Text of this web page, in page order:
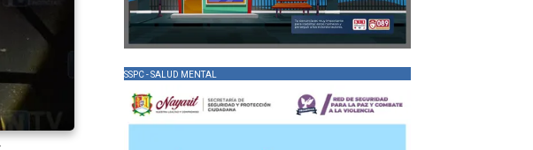
SSPC - SALUD MENTAL